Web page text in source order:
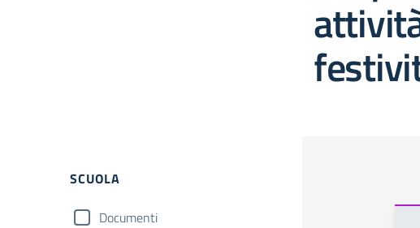
Filtri
SCUOLA
Documenti